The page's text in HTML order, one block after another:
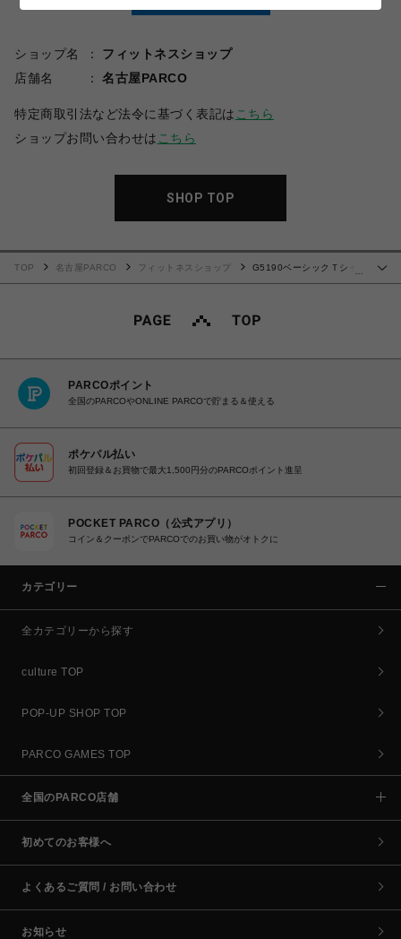
ショップ名
フィットネスショップ
店舗名
名古屋PARCO
特定商取引法など法令に基づく表記は こちら
ショップお問い合わせは こちら
SHOP TOP
TOP 名古屋PARCO フィットネスショップ
G5190ベーシックＴシャ
PARCOポイント
全国のPARCOやONLINE PARCOで貯まる＆使える
ポケパル払い
初回登録＆お買物で最大1,500円分のPARCOポイント進呈
POCKET PARCO（公式アプリ）
コイン＆クーポンでPARCOでのお買い物がオトクに
カテゴリー
全カテゴリーから探す
culture TOP
POP-UP SHOP TOP
PARCO GAMES TOP
全国のPARCO店舗
初めてのお客様へ
よくあるご質問 / お問い合わせ
お知らせ